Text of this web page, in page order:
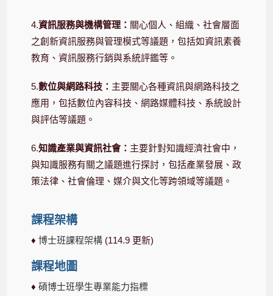
4.資訊服務與機構管理： 關心個人、組織、社會層面
之創新資訊服務與管理模式等議題，包括如資訊素養
教育、資訊服務行銷與系統評鑑等。
5.數位與網路科技： 主要關心各種資訊與網路科技之
應用，包括數位內容科技、網路媒體科技、系統設計
與評估等議題。
6.知識產業與資訊社會： 主要針對知識經濟社會中，
與知識服務有關之議題進行探討，包括產業發展、政
策法律、社會倫理、媒介與文化等跨領域等議題。
課程架構
♦博士班課程架構 (114.9 更新)
課程地圖
♦碩博士班學生專業能力指標